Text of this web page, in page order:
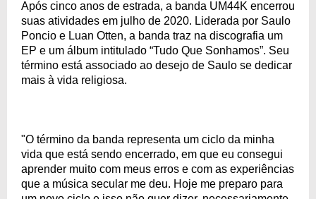
Após cinco anos de estrada, a banda UM44K encerrou
suas atividades em julho de 2020. Liderada por Saulo
Poncio e Luan Otten, a banda traz na discografia um
EP e um álbum intitulado “Tudo Que Sonhamos”. Seu
término está associado ao desejo de Saulo se dedicar
mais à vida religiosa.
"O término da banda representa um ciclo da minha
vida que está sendo encerrado, em que eu consegui
aprender muito com meus erros e com as experiências
que a música secular me deu. Hoje me preparo para